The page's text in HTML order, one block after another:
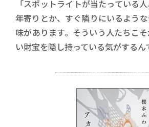
「スポットライトが当たっている
年寄りとか、すぐ隣りにいるよう
味があります。そういう人たちこ
い財宝を隠し持っている気がするん